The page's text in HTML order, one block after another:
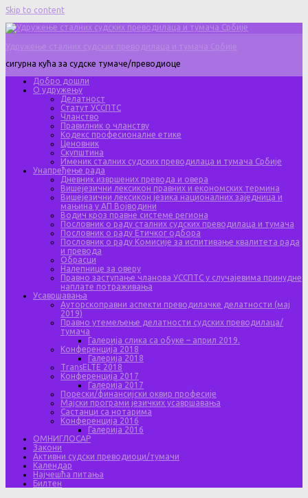
Skip to content
Удружење сталних судских преводилаца и тумача Србије
сигурна кућа за судске тумаче/преводиоце
Добро дошли
О удружењу
Делатност
Статут УССПТС
Чланство
Правилник о чланству
Кодекс професионалне етике
Ценовник
Скупштина
Именик сталних судских преводилаца и тумача Србије
Унапређење рада
Дневник извршених превода и овера
Вишејезични лексикон правних и економских термина
Вишејезични лексикон језика националних заједница и
мањина у АП Војводини
Водич кроз правне системе региона
Пословник о раду сталних судских преводилаца и тумача
Пословник о раду Етичког одбора
Пословник о раду Комисије за испитивање квалитета рада
и превода
Обрасци
Налепнице за оверу
Правно заступање чланова УССПТС у случајевима принудне
наплате потраживања
Усавршавања
Ауторскоправни аспекти преводилачке делатности (мај
2019)
Правно утемељење делатности судских преводилаца/
тумача
Галерија слика са обуке – април 2019.
Конференција 2018
Галерија 2018
TransELTE 2018
Конференција 2017
Галерија 2017
Порески/финансијски оквир професије
Мајски програми језичких усавршавања
Састанци са нотарима
Конференција 2016
Галерија 2016
ОМНИГЛОСАР
Закони
Активни судски преводиоци/тумачи
Календар
Најчешћа питања
Билтен